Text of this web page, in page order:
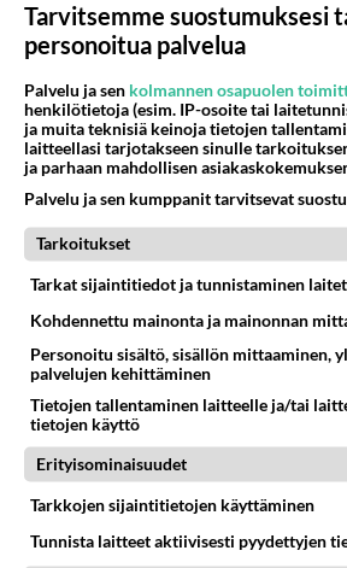
Epäiletkö, että jokin näkemäsi voi
vinkkaa asiasta poliisille
Voit jättää poliisille nettivinkin
Poliisi tarkastaa lähetetyt vinkit
https://pol...
16.06.2026 10:53
NOKIA
Jahuu!! Kauppa auki sununtainakin!!!
Mukavaa, kun Nokialla voi pian
Alkossa. Kyllä kelpaa lotrata!...
Siuron Rengas
Tarvitsemme suostumuksesi
personoitua palvelua
Palvelu ja sen kolmannen osapuolen
henkilötietoja (esim. IP-osoite tai
ja muita teknisiä keinoja tietojen
laitteellasi tarjotakseen sinulle
ja parhaan mahdollisen
Palvelu ja sen kumppanit tarvitsevat
Tarkoitukset
Tarkat sijaintitiedot ja tunnistaminen
Kohdennettu mainonta ja mainonnan
Personoitu sisältö, sisällön mittaaminen,
palvelujen kehittäminen
Tietojen tallentaminen laitteelle ja/tai
tietojen käyttö
Erityisominaisuudet
Tarkkojen sijaintitietojen käyttäminen
Tunnista laitteet aktiivisesti pyydettyjen